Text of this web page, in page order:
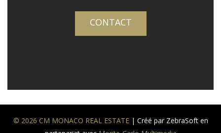
CONTACT
© 2026 CM MONACO REAL ESTATE| Créé par ZebraSoft en